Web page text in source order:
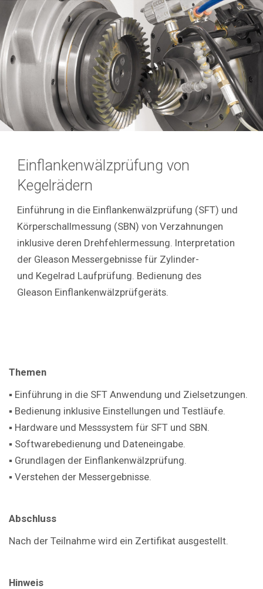
Einflankenwälzprüfung von
Kegelrädern
Einführung in die Einflankenwälzprüfung (SFT) und
Körperschallmessung (SBN) von Verzahnungen
inklusive deren Drehfehlermessung. Interpretation
der Gleason Messergebnisse für Zylinder-
und Kegelrad Laufprüfung. Bedienung des
Gleason Einflankenwälzprüfgeräts.
Themen
▪ Einführung in die SFT Anwendung und Zielsetzungen.
▪ Bedienung inklusive Einstellungen und Testläufe.
▪ Hardware und Messsystem für SFT und SBN.
▪ Softwarebedienung und Dateneingabe.
▪ Grundlagen der Einflankenwälzprüfung.
▪ Verstehen der Messergebnisse.
Abschluss
Nach der Teilnahme wird ein Zertifikat ausgestellt.
Hinweis